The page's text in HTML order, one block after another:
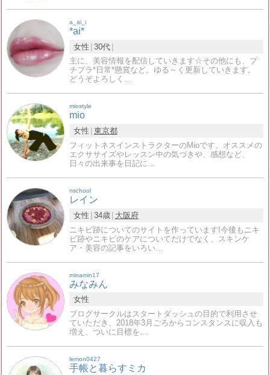
a_ai_i
*ai*
女性 30代
主に、美容情報を配信していきます☆その他にも、プ
チプラ*日常*懸賞など。ゆる～く更新していきます。
どうぞよろしく…
miostyle
mio
女性 東京都
フィットネスインストラクターのMioです。オススメの
エクササイズやレッスン中の気づきや、感想など、
日々の出来事を日記に…
nschool
レイン
女性 34歳
大阪府
ニキビ跡についてのサイトを作っています!今後もニキ
ビ跡やニキビのケアについてだけでなく、スキンケ
ア・美容の記事をいろい…
minamin17
みなみん
女性
ブログサークルはスタートダッシュの目的で利用させ
ていただき、2018年3月ごろからコンスタンスに収入も
増え、ついに目標を…
lemon0427
手帳と暮らすミカ